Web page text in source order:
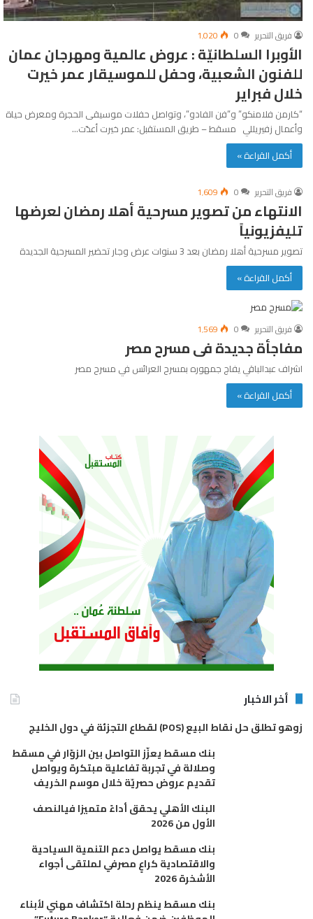
فريق التحرير 0 1٬020
الأوبرا السلطانيّة : عروض عالمية ومهرجان عمان
للفنون الشعبية، وحفل للموسيقار عمر خيرت
خلال فبراير
“كارمن فلامنكو” و”فن الفادو”، وتواصل حفلات موسيقى الحجرة ومعرض حياة
وأعمال زفيريللي مسقط – طريق المستقبل: عمر خيرت أعدّت…
أكمل القراءة »
فريق التحرير 0 1٬609
الانتهاء من تصوير مسرحية أهلا رمضان لعرضها
تليفزيونياً
تصوير مسرحية أهلا رمضان بعد 3 سنوات عرض وجار تحضير المسرحية الجديدة
أكمل القراءة »
فريق التحرير 0 1٬569
مفاجأة جديدة فى مسرح مصر
اشراف عبدالباقي يفاج جمهوره بمسرح العرائس في مسرح مصر
أكمل القراءة »
أخر الاخبار
زوهو تطلق حل نقاط البيع (POS) لقطاع التجزئة في دول الخليج
بنك مسقط يعزّز التواصل بين الزوّار في مسقط
وصلالة في تجربة تفاعلية مبتكرة ويواصل
تقديم عروض حصريّة خلال موسم الخريف
البنك الأهلي يحقق أداءً متميزا فيالنصف
الأول من 2026
بنك مسقط يواصل دعم التنمية السياحية
والاقتصادية كراعٍ مصرفي لملتقى أجواء
الأشخرة 2026
بنك مسقط ينظم رحلة اكتشاف مهني لأبناء